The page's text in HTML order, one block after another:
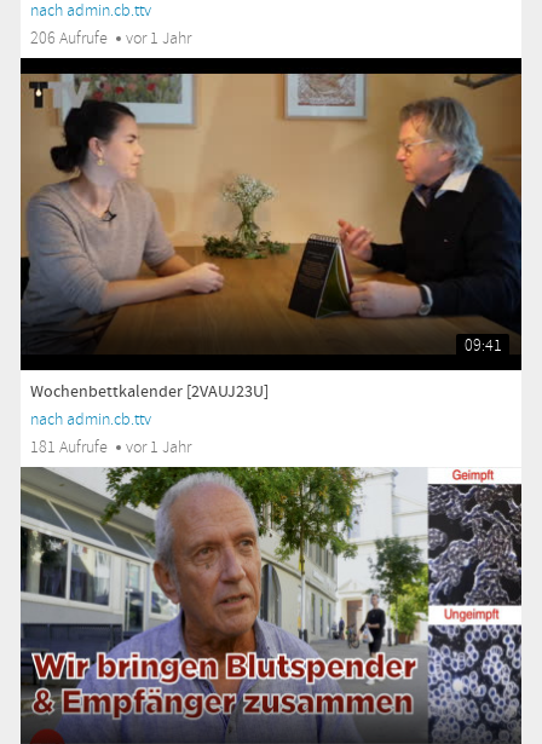
nach admin.cb.ttv
206 Aufrufe
vor 1 Jahr
09:41
Wochenbettkalender [2VAUJ23U]
nach admin.cb.ttv
181 Aufrufe
vor 1 Jahr